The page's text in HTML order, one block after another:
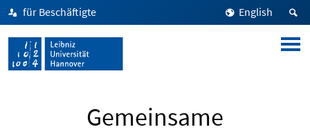
für Beschäftigte English
Gemeinsame